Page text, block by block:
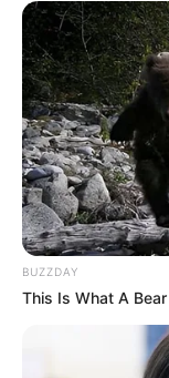
Fail! 10
Dimasak
Nggak Selera
10 Pose
Mainstream
BUZZDAY
This Is What A